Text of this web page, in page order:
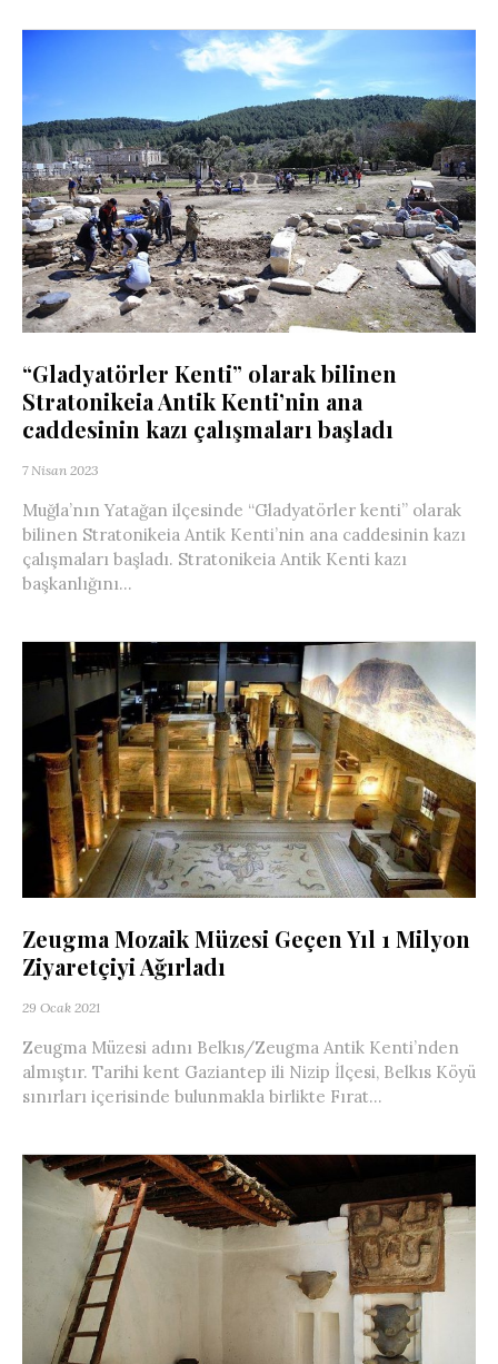
“Gladyatörler Kenti” olarak bilinen
Stratonikeia Antik Kenti’nin ana
caddesinin kazı çalışmaları başladı
7 Nisan 2023
Muğla’nın Yatağan ilçesinde “Gladyatörler kenti” olarak
bilinen Stratonikeia Antik Kenti’nin ana caddesinin kazı
çalışmaları başladı. Stratonikeia Antik Kenti kazı
başkanlığını...
Zeugma Mozaik Müzesi Geçen Yıl 1 Milyon
Ziyaretçiyi Ağırladı
29 Ocak 2021
Zeugma Müzesi adını Belkıs/Zeugma Antik Kenti’nden
almıştır. Tarihi kent Gaziantep ili Nizip İlçesi, Belkıs Köyü
sınırları içerisinde bulunmakla birlikte Fırat...